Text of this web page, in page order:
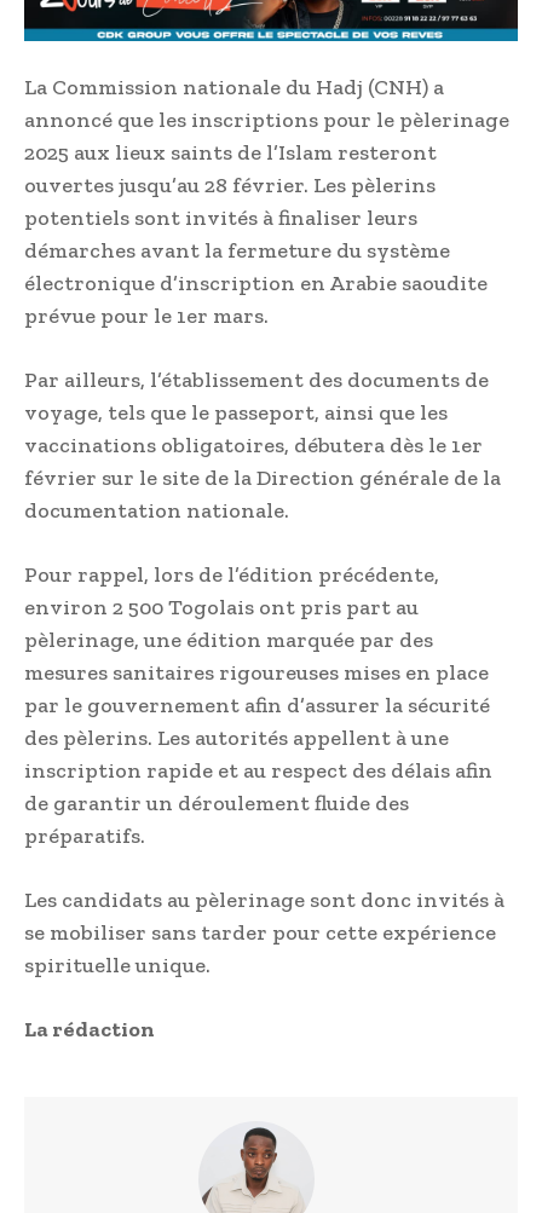
La Commission nationale du Hadj (CNH) a
annoncé que les inscriptions pour le pèlerinage
2025 aux lieux saints de l’Islam resteront
ouvertes jusqu’au 28 février. Les pèlerins
potentiels sont invités à finaliser leurs
démarches avant la fermeture du système
électronique d’inscription en Arabie saoudite
prévue pour le 1er mars.
Par ailleurs, l’établissement des documents de
voyage, tels que le passeport, ainsi que les
vaccinations obligatoires, débutera dès le 1er
février sur le site de la Direction générale de la
documentation nationale.
Pour rappel, lors de l’édition précédente,
environ 2 500 Togolais ont pris part au
pèlerinage, une édition marquée par des
mesures sanitaires rigoureuses mises en place
par le gouvernement afin d’assurer la sécurité
des pèlerins. Les autorités appellent à une
inscription rapide et au respect des délais afin
de garantir un déroulement fluide des
préparatifs.
Les candidats au pèlerinage sont donc invités à
se mobiliser sans tarder pour cette expérience
spirituelle unique.
La rédaction